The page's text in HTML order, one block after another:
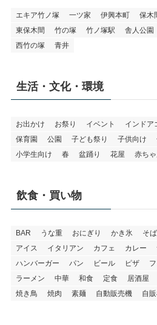
エキア竹ノ塚 一ツ家 伊興本町 保木
東保木間
竹の塚 竹ノ塚駅 舎人公園
西竹の塚
青井
生活・文化・環境
お出かけ お祭り イベント インドア
保育園
公園 子ども祭り 子供向け
小学生向け
春 盆踊り 花屋 赤ち
飲食・買い物
BAR うな重 おにぎり かき氷 そば
アイス
イタリアン カフェ カレー
ハンバーガー
パン ビール ピザ
ラーメン
中華 和食 定食 居酒屋
焼き鳥
焼肉 素麺 自動販売機 自